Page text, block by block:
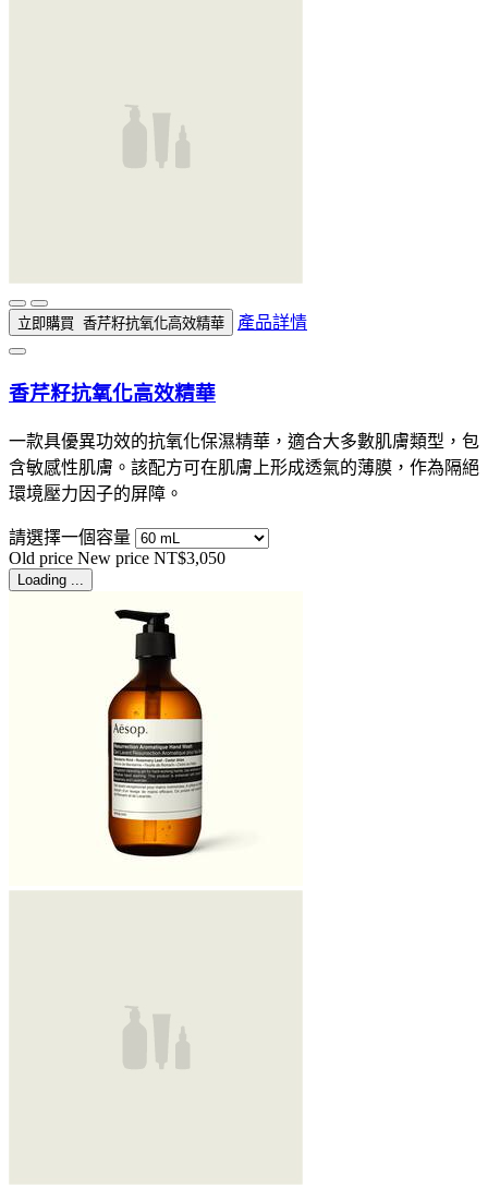
立即購買 香芹籽抗氧化高效精華 產品詳情
香芹籽抗氧化高效精華
一款具優異功效的抗氧化保濕精華，適合大多數肌膚類型，包
含敏感性肌膚。該配方可在肌膚上形成透氣的薄膜，作為隔絕
環境壓力因子的屏障。
請選擇一個容量
Old price New price NT$3,050
Loading ...